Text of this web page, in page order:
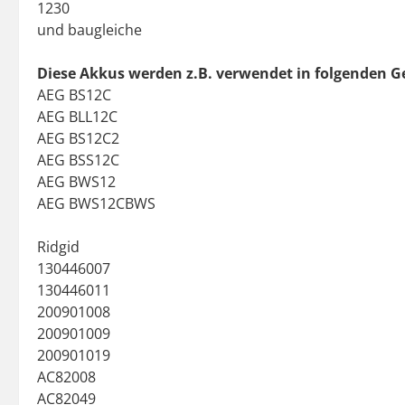
1230
und baugleiche
Diese Akkus werden z.B. verwendet in folgenden
AEG BS12C
AEG BLL12C
AEG BS12C2
AEG BSS12C
AEG BWS12
AEG BWS12CBWS
Ridgid
130446007
130446011
200901008
200901009
200901019
AC82008
AC82049